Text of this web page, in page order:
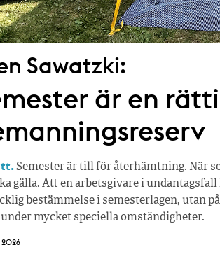
Sawatzki:
är en
Semester är till för återhämtning. När
gälla. Att en arbetsgivare i
bestämmelse i semesterlagen, utan
mycket speciella omständigheter.
2026